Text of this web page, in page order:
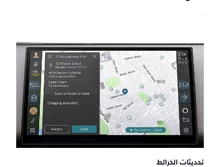
`
تحديثات الخرائط